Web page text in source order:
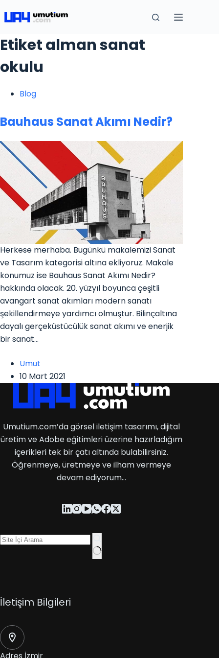
Etiketalman sanat
okulu
Blog
Bauhaus Sanat Akımı Nedir?
Herkese merhaba. Bugünkü makalemizi Sanat
ve Tasarım kategorisi altına ekliyoruz. Makale
konumuz ise Bauhaus Sanat Akımı Nedir?
hakkında olacak. 20. yüzyıl boyunca çeşitli
avangart sanat akımları modern sanatı
şekillendirmeye yardımcı olmuştur. Bilinçaltına
dayalı gerçeküstücülük sanat akımı ve enerjik
bir sanat…
Umut
10 Mart 2021
Umutium.com’da görsel iletişim tasarımı, dijital
üretim ve Adobe eğitimleri üzerine hazırladığım
içerikleri tek bir çatı altında bulabilirsiniz.
Öğrenmeye, üretmeye ve ilham vermeye
devam ediyorum…
İletişim Bilgileri